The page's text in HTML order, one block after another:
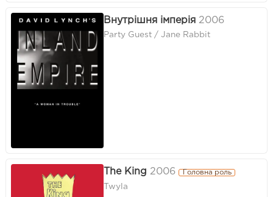
Внутрішня імперія 2006
Party Guest / Jane Rabbit
The King 2006 Головна роль
Twyla